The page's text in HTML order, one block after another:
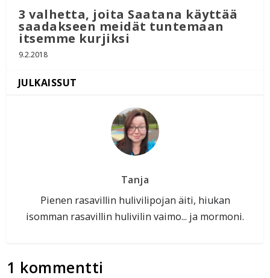
3 valhetta, joita Saatana käyttää
saadakseen meidät tuntemaan
itsemme kurjiksi
9.2.2018
Tanja
Pienen rasavillin hulivilipojan äiti, hiukan
isomman rasavillin hulivilin vaimo... ja mormoni.
1 kommentti